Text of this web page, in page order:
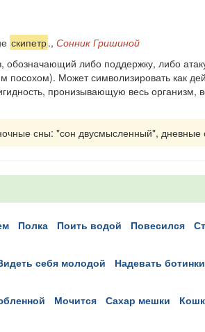
скипетр., Сонник Гришиной
либо поддер­жку, либо
Может символизировать как
пронизывающую весь организм,
сны: "сон двусмысленный", дневные
полка поить водой повесился
видеть себя молодой надевать ботинки
мочится сахар мешки